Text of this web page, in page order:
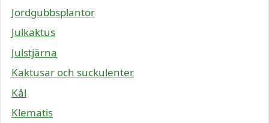
Jordgubbsplantor
Julkaktus
Julstjärna
Kaktusar och suckulenter
Kål
Klematis